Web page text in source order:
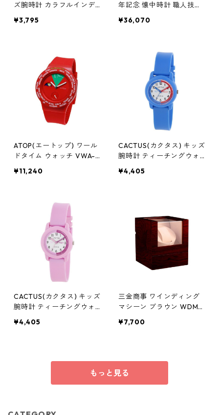
ズ腕時計 カラフルインデ
05 見やすい時計
¥3,795
年記念 懐中時計 職人技と
継ぐ記念品 SM-102 腕時
¥36,070
ATOP(エートップ) ワール
ドタイム ウォッチ VWA-0
¥11,240
CACTUS(カクタス) キッズ
腕時計 ティーチングウォ
ホワイト×ブルー
¥4,405
CACTUS(カクタス) キッズ
腕時計 ティーチングウォ
ホワイト×ピンク
¥4,405
三金商事 ワインディング
マシーン ブラウン WDMS
¥7,700
もっと見る